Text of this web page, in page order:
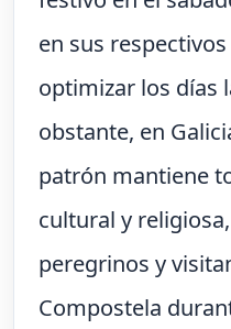
en sus
optimizar los días
obstante, en
patrón mantiene
cultural y
peregrinos y
Compostela